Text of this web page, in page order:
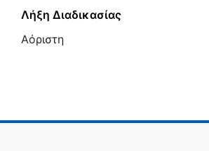
Λήξη Διαδικασίας
Αόριστη